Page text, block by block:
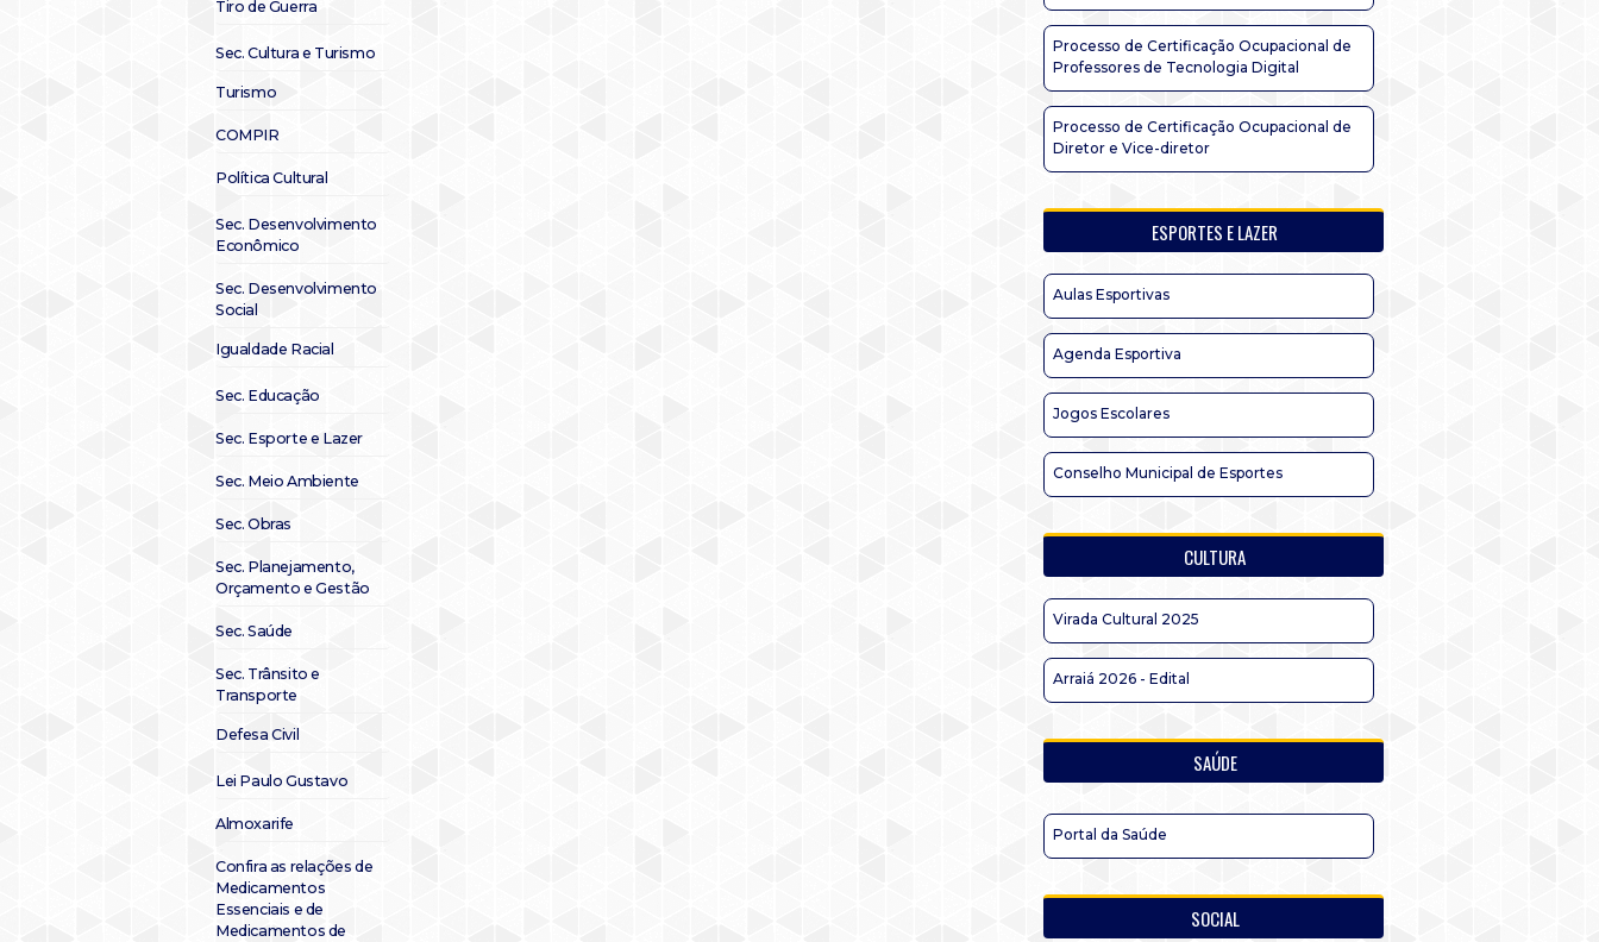
Tiro de Guerra
Sec. Cultura e Turismo
Turismo
COMPIR
Política Cultural
Sec. Desenvolvimento
Econômico
Sec. Desenvolvimento
Social
Igualdade Racial
Sec. Educação
Sec. Esporte e Lazer
Sec. Meio Ambiente
Sec. Obras
Sec. Planejamento,
Orçamento e Gestão
Sec. Saúde
Sec. Trânsito e
Transporte
Defesa Civil
Lei Paulo Gustavo
Almoxarife
Confira as relações de
Medicamentos
Essenciais e de
Medicamentos de
Processo de Certificação Ocupacional de
Professores de Tecnologia Digital
Processo de Certificação Ocupacional de
Diretor e Vice-diretor
ESPORTES E LAZER
Aulas Esportivas
Agenda Esportiva
Jogos Escolares
Conselho Municipal de Esportes
CULTURA
Virada Cultural 2025
Arraiá 2026 - Edital
SAÚDE
Portal da Saúde
SOCIAL